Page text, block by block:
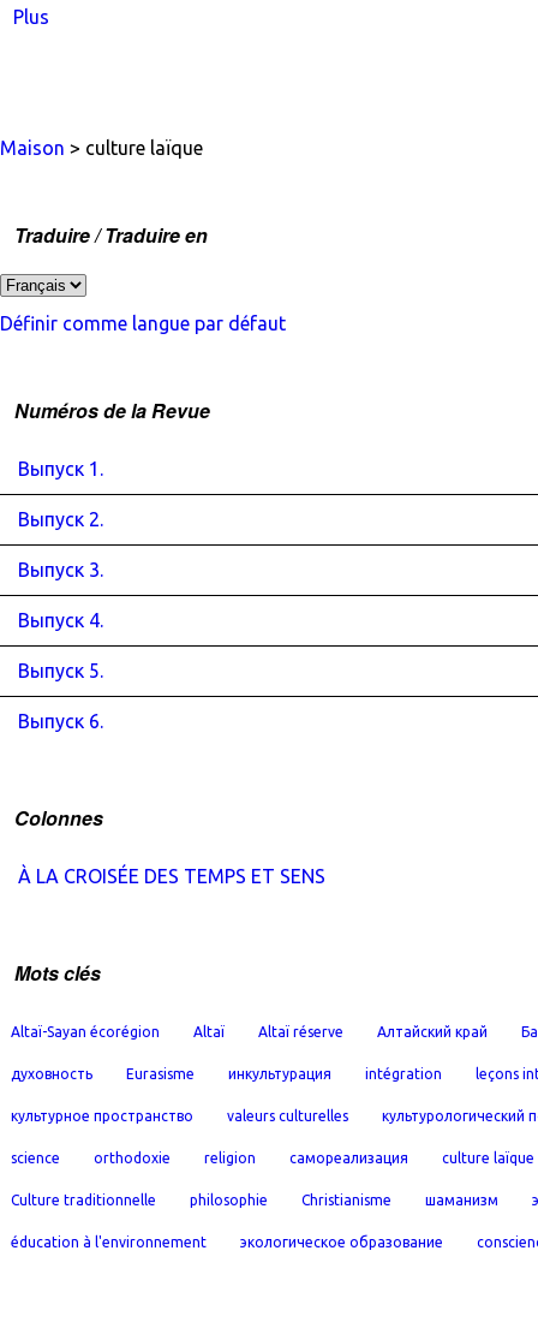
Plus
Maison > culture laïque
Traduire / Traduire en
Définir comme langue par défaut
Numéros de la Revue
Выпуск 1.
Выпуск 2.
Выпуск 3.
Выпуск 4.
Выпуск 5.
Выпуск 6.
Colonnes
À LA CROISÉE DES TEMPS ET SENS
Mots clés
Altaï-Sayan écorégion Altaï Altaï réserve Алтайский край
духовность Eurasisme инкультурация intégration leçons
культурное пространство valeurs culturelles культурологический
science orthodoxie religion самореализация culture laïque
Culture traditionnelle philosophie Christianisme шаманизм
éducation à l'environnement экологическое образование